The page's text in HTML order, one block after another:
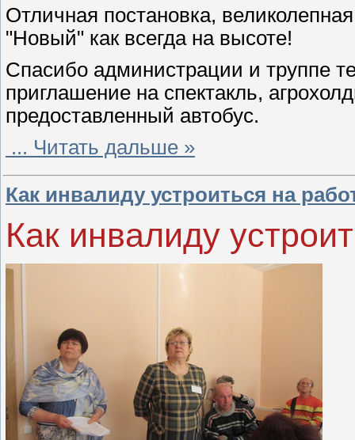
Отличная постановка,
"Новый" как всегда на высоте!
Спасибо администрации и труппе
приглашение на спектакль,
предоставленный автобус.
... Читать дальше »
Как инвалиду устроиться на
Как инвалиду